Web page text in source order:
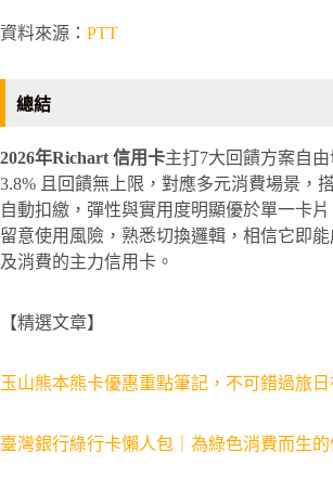
資料來源： PTT
總結
2026年Richart 信用卡主打7大回饋方案自
3.8% 且回饋無上限，對應多元消費場景，
自動扣繳，彈性與實用度明顯優於單一卡
留意使用風險，熟悉切換邏輯，相信它即
及消費的主力信用卡。
【精選文章】
玉山熊本熊卡優惠重點筆記，不可錯過旅日
臺灣銀行綠行卡懶人包｜為綠色消費而生